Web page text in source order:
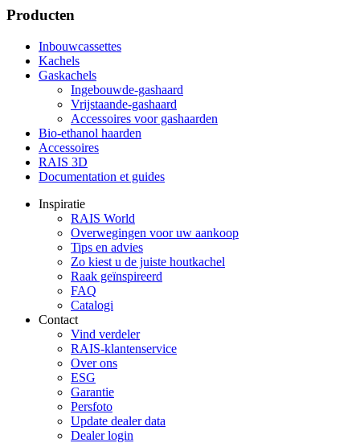
Producten
Inbouwcassettes
Kachels
Gaskachels
Ingebouwde-gashaard
Vrijstaande-gashaard
Accessoires voor gashaarden
Bio-ethanol haarden
Accessoires
RAIS 3D
Documentation et guides
Inspiratie
RAIS World
Overwegingen voor uw aankoop
Tips en advies
Zo kiest u de juiste houtkachel
Raak geïnspireerd
FAQ
Catalogi
Contact
Vind verdeler
RAIS-klantenservice
Over ons
ESG
Garantie
Persfoto
Update dealer data
Dealer login